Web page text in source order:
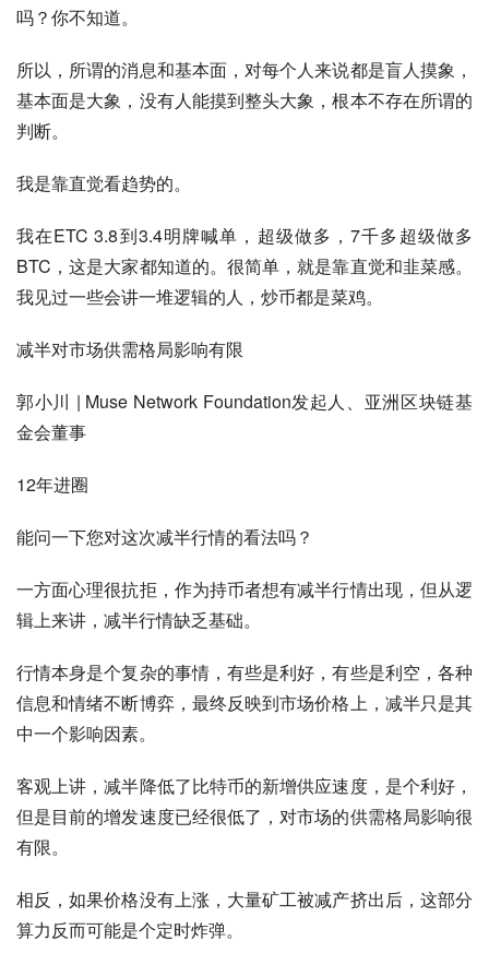
吗？你不知道。
所以，所谓的消息和基本面，对每个人来说都是盲人摸象，
基本面是大象，没有人能摸到整头大象，根本不存在所谓的
判断。
我是靠直觉看趋势的。
我在ETC 3.8到3.4明牌喊单，超级做多，7千多超级做多
BTC，这是大家都知道的。很简单，就是靠直觉和韭菜感。
我见过一些会讲一堆逻辑的人，炒币都是菜鸡。
减半对市场供需格局影响有限
郭小川 | Muse Network Foundation发起人、亚洲区块链基
金会董事
12年进圈
能问一下您对这次减半行情的看法吗？
一方面心理很抗拒，作为持币者想有减半行情出现，但从逻
辑上来讲，减半行情缺乏基础。
行情本身是个复杂的事情，有些是利好，有些是利空，各种
信息和情绪不断博弈，最终反映到市场价格上，减半只是其
中一个影响因素。
客观上讲，减半降低了比特币的新增供应速度，是个利好，
但是目前的增发速度已经很低了，对市场的供需格局影响很
有限。
相反，如果价格没有上涨，大量矿工被减产挤出后，这部分
算力反而可能是个定时炸弹。